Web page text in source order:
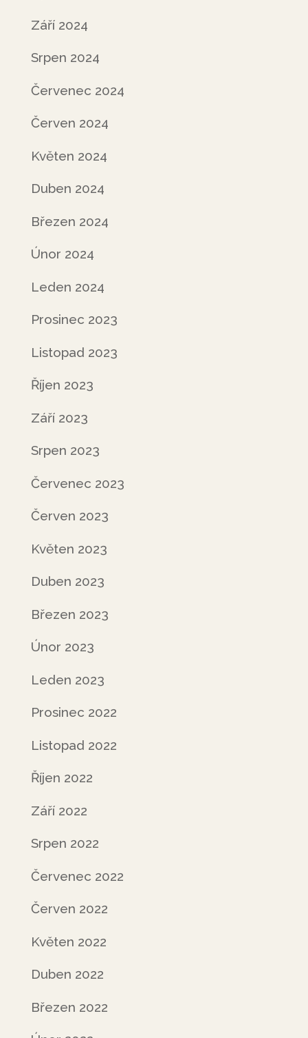
Září 2024
Srpen 2024
Červenec 2024
Červen 2024
Květen 2024
Duben 2024
Březen 2024
Únor 2024
Leden 2024
Prosinec 2023
Listopad 2023
Říjen 2023
Září 2023
Srpen 2023
Červenec 2023
Červen 2023
Květen 2023
Duben 2023
Březen 2023
Únor 2023
Leden 2023
Prosinec 2022
Listopad 2022
Říjen 2022
Září 2022
Srpen 2022
Červenec 2022
Červen 2022
Květen 2022
Duben 2022
Březen 2022